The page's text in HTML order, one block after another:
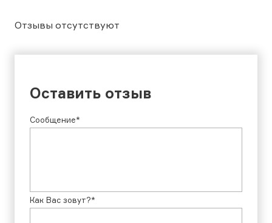
Отзывы отсутствуют
Оставить отзыв
Сообщение*
Как Вас зовут?*